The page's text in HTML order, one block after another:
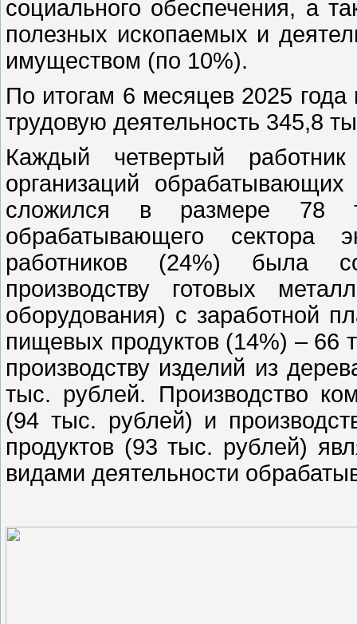
социального обеспечения, а
полезных ископаемых и
имуществом (по 10%).
По итогам 6 месяцев 2025 года
трудовую деятельность 345,8
Каждый четвертый
организаций
сложился в размере 78
обрабатывающего сектора
работников (24%) была
производству готовых
оборудования) с заработной
пищевых продуктов (14%) – 66
производству изделий из
тыс. рублей. Производство
(94 тыс. рублей) и
продуктов (93 тыс. рублей)
видами деятельности